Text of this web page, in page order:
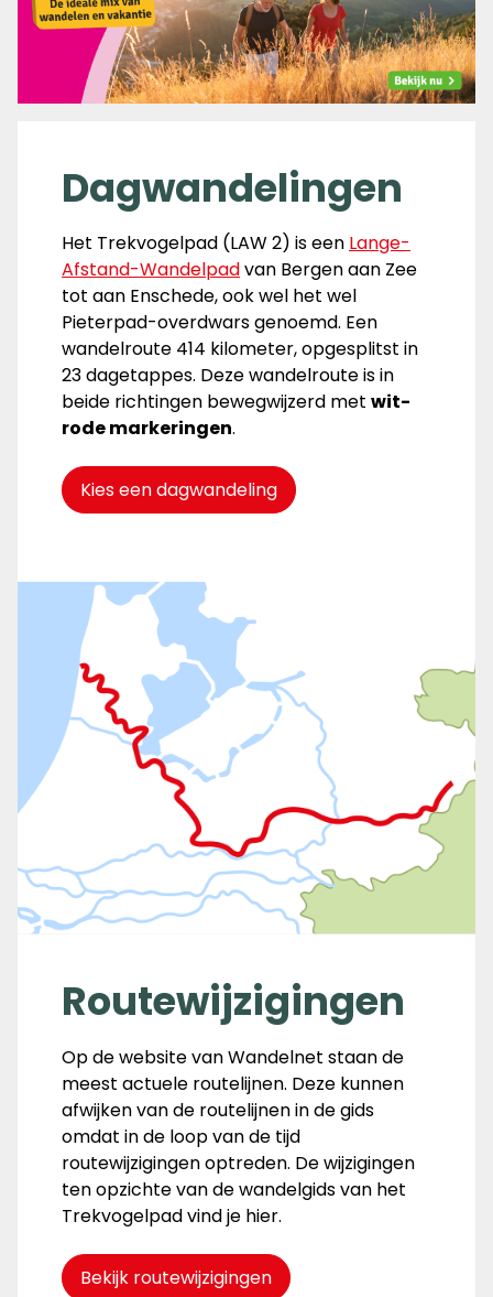
Dagwandelingen
Het Trekvogelpad (LAW 2) is een Lange-
Afstand-Wandelpadvan Bergen aan Zee
tot aan Enschede, ook wel het wel
Pieterpad-overdwars genoemd. Een
wandelroute 414 kilometer, opgesplitst in
23 dagetappes. Deze wandelroute is in
beide richtingen bewegwijzerd met wit-
rode markeringen.
Kies een dagwandeling
Routewijzigingen
Op de website van Wandelnet staan de
meest actuele routelijnen. Deze kunnen
afwijken van de routelijnen in de gids
omdat in de loop van de tijd
routewijzigingen optreden. De wijzigingen
ten opzichte van de wandelgids van het
Trekvogelpad vind je hier.
Bekijk routewijzigingen